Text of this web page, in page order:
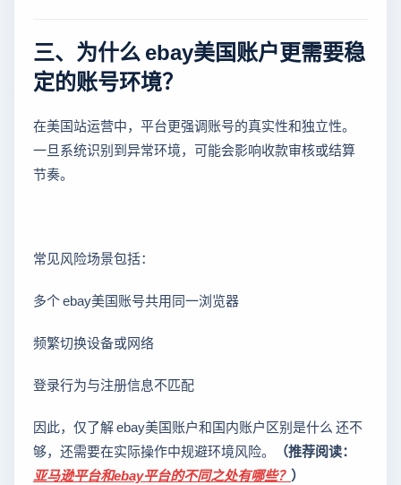
三、为什么 ebay美国账户更需要稳
定的账号环境？
在美国站运营中，平台更强调账号的真实性和独立性。
一旦系统识别到异常环境，可能会影响收款审核或结算
节奏。
常见风险场景包括：
多个 ebay美国账号共用同一浏览器
频繁切换设备或网络
登录行为与注册信息不匹配
因此，仅了解 ebay美国账户和国内账户区别是什么 还不
够，还需要在实际操作中规避环境风险。
（推荐阅读：
亚马逊平台和ebay平台的不同之处有哪些？ ）